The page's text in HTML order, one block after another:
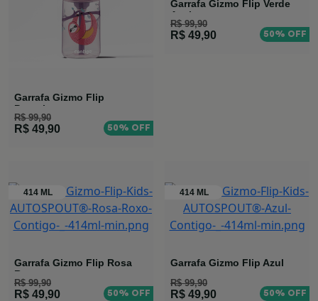
Garrafa Gizmo Flip
Preguiça
R$ 99,90
R$ 49,90 50% OFF
Garrafa Gizmo Flip Verde
Azul
R$ 99,90
R$ 49,90 50% OFF
Garrafa Gizmo Flip Rosa
Roxo
R$ 99,90
R$ 49,90 50% OFF
Garrafa Gizmo Flip Azul
R$ 99,90
R$ 49,90 50% OFF